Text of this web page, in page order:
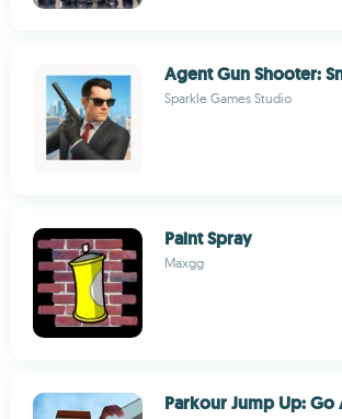
Agent Gun Shooter:
Sparkle Games Studio
Paint Spray
Maxgg
Parkour Jump Up: Go